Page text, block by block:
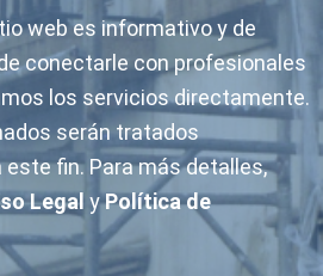
web es informativo y de
conectarle con profesionales
los servicios directamente.
serán tratados
fin. Para más detalles,
Legal yPolítica de